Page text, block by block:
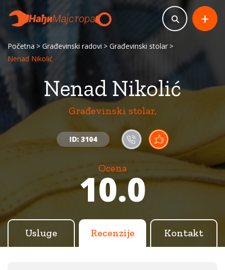
Početna Građevinski radovi
Građevinski stolar
Nenad Nikolić
Nenad Nikolić
Građevinski stolar,
ID: 3104
Ocena
10.0
+
Usluge Recenzije Kontakt